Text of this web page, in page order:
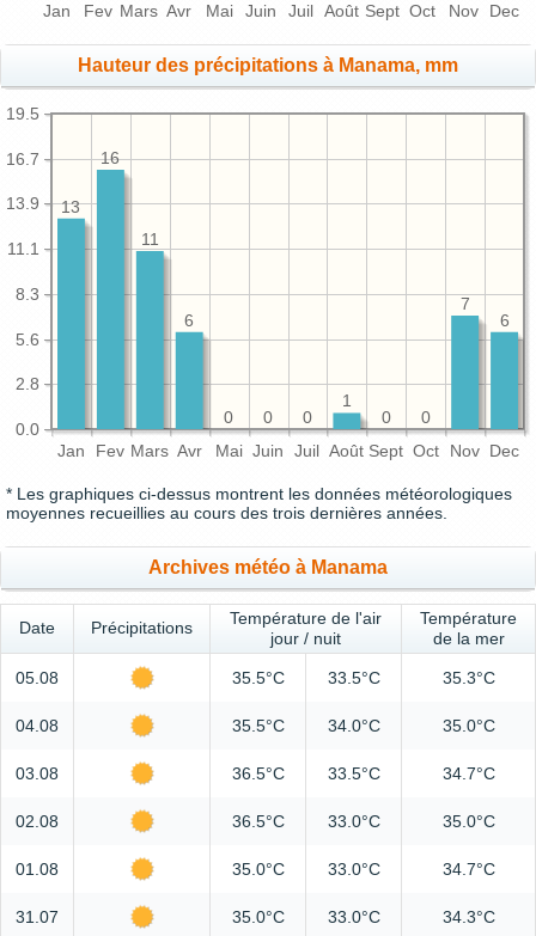
Jan Fev Mars Avr Mai Juin Juil Août Sept Oct Nov Dec
Hauteur des précipitations à Manama, mm
Jan Fev Mars Avr Mai Juin Juil Août Sept Oct Nov Dec
0.0
2.8
5.6
8.3
11.1
13.9
16.7
19.5
6
7
0
0
1
0
0
0
6
11
16
13
* Les graphiques ci-dessus montrent les données météorologiques
moyennes recueillies au cours des trois dernières années.
Archives météo à Manama
Date Précipitations
Température de l'air
jour / nuit
Température
de la mer
05.08 35.5°C 33.5°C 35.3°C
04.08 35.5°C 34.0°C 35.0°C
03.08 36.5°C 33.5°C 34.7°C
02.08 36.5°C 33.0°C 35.0°C
01.08 35.0°C 33.0°C 34.7°C
31.07 35.0°C 33.0°C 34.3°C